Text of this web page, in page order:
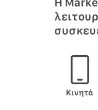
Κινητά